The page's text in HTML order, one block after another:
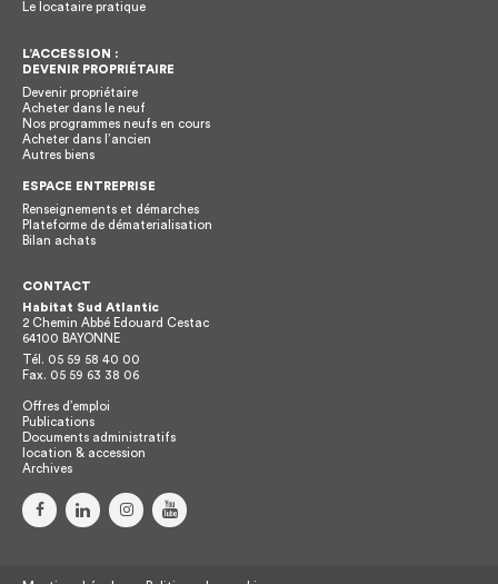
Le locataire pratique
L’ACCESSION :
DEVENIR PROPRIÉTAIRE
Devenir propriétaire
Acheter dans le neuf
Nos programmes neufs en cours
Acheter dans l’ancien
Autres biens
ESPACE ENTREPRISE
Renseignements et démarches
Plateforme de dématerialisation
Bilan achats
CONTACT
Habitat Sud Atlantic
2 Chemin Abbé Edouard Cestac
64100 BAYONNE
Tél. 05 59 58 40 00
Fax. 05 59 63 38 06
Offres d’emploi
Publications
Documents administratifs
location & accession
Archives